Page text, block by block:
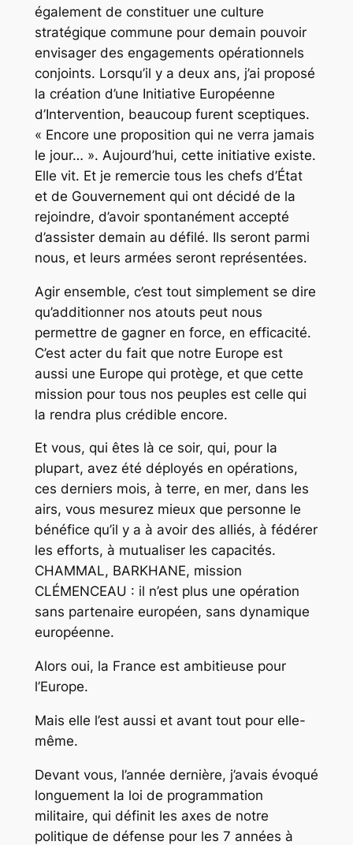
également de constituer une culture
stratégique commune pour demain pouvoir
envisager des engagements opérationnels
conjoints. Lorsqu’il y a deux ans, j’ai proposé
la création d’une Initiative Européenne
d’Intervention, beaucoup furent sceptiques.
« Encore une proposition qui ne verra jamais
le jour… ». Aujourd’hui, cette initiative existe.
Elle vit. Et je remercie tous les chefs d’État
et de Gouvernement qui ont décidé de la
rejoindre, d’avoir spontanément accepté
d’assister demain au défilé. Ils seront parmi
nous, et leurs armées seront représentées.
Agir ensemble, c’est tout simplement se dire
qu’additionner nos atouts peut nous
permettre de gagner en force, en efficacité.
C’est acter du fait que notre Europe est
aussi une Europe qui protège, et que cette
mission pour tous nos peuples est celle qui
la rendra plus crédible encore.
Et vous, qui êtes là ce soir, qui, pour la
plupart, avez été déployés en opérations,
ces derniers mois, à terre, en mer, dans les
airs, vous mesurez mieux que personne le
bénéfice qu’il y a à avoir des alliés, à fédérer
les efforts, à mutualiser les capacités.
CHAMMAL, BARKHANE, mission
CLÉMENCEAU : il n’est plus une opération
sans partenaire européen, sans dynamique
européenne.
Alors oui, la France est ambitieuse pour
l’Europe.
Mais elle l’est aussi et avant tout pour elle-
même.
Devant vous, l’année dernière, j’avais évoqué
longuement la loi de programmation
militaire, qui définit les axes de notre
politique de défense pour les 7 années à